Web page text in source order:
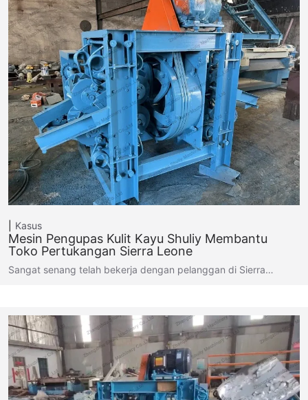
Kasus
Mesin Pengupas Kulit Kayu Shuliy Membantu
Toko Pertukangan Sierra Leone
Sangat senang telah bekerja dengan pelanggan di Sierra…